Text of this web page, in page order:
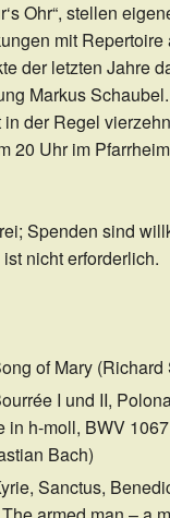
Ohr“, stellen
mit
der letzten Jahre
Markus Schaubel.
in der Regel
20 Uhr im
Spenden sind
nicht erforderlich.
of Mary (Richard
I und II,
in h-moll, BWV
Bach)
Sanctus,